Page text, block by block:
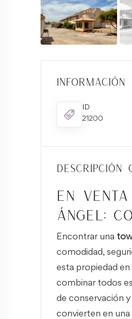
Información
ID
21200
Descripción
En
Ángel:
Encontrar una
comodidad,
esta propiedad en
combinar todos
de conservación
convierten en